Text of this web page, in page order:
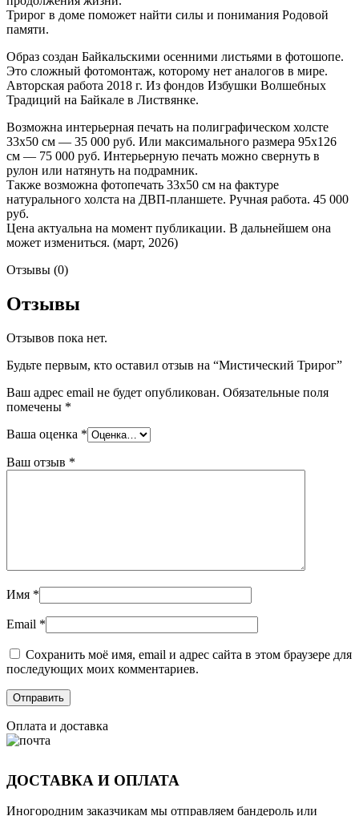
Трирог в доме поможет найти силы и понимания Родовой
памяти.
Образ создан Байкальскими осенними листьями в фотошопе.
Это сложный фотомонтаж, которому нет аналогов в мире.
Авторская работа 2018 г. Из фондов Избушки Волшебных
Традиций на Байкале в Листвянке.
Возможна интерьерная печать на полиграфическом холсте
33х50 см — 35 000 руб. Или максимального размера 95х126
см — 75 000 руб. Интерьерную печать можно свернуть в
рулон или натянуть на подрамник.
Также возможна фотопечать 33х50 см на фактуре
натурального холста на ДВП-планшете. Ручная работа. 45 000
руб.
Цена актуальна на момент публикации. В дальнейшем она
может измениться. (март, 2026)
Отзывы (0)
Отзывы
Отзывов пока нет.
Будьте первым, кто оставил отзыв на “Мистический Трирог”
Ваш адрес email не будет опубликован. Обязательные поля
помечены *
Ваша оценка *
Ваш отзыв *
Имя *
Email *
Сохранить моё имя, email и адрес сайта в этом браузере для
последующих моих комментариев.
Оплата и доставка
ДОСТАВКА И ОПЛАТА
Иногородним заказчикам мы отправляем бандероль или